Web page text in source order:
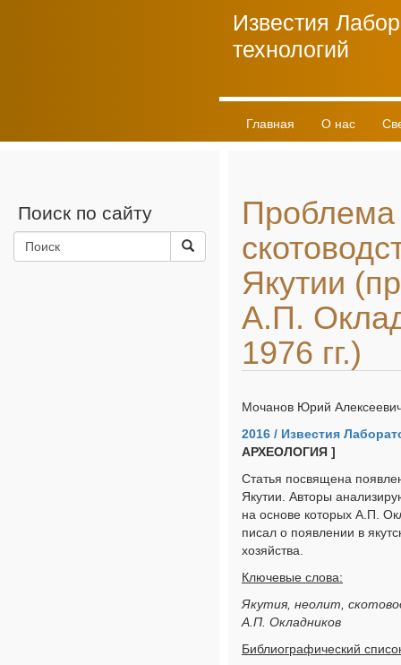
Известия
технологий
Главная О нас
Поиск по сайту
Проблема
Якутии
А.П.
1976 гг.)
Мочанов Юрий
2016 / Известия
АРХЕОЛОГИЯ ]
Статья посвящена
Якутии. Авторы
на основе которых А.П.
писал о появлении в
хозяйства.
Ключевые слова:
Якутия, неолит,
А.П. Окладников
Библиографический